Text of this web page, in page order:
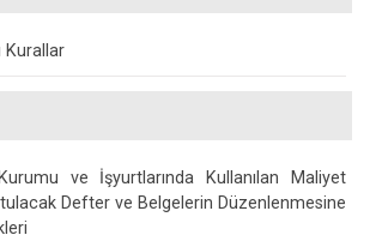
Kurallar
ve İşyurtlarında Kullanılan Maliyet
Defter ve Belgelerin Düzenlenmesine